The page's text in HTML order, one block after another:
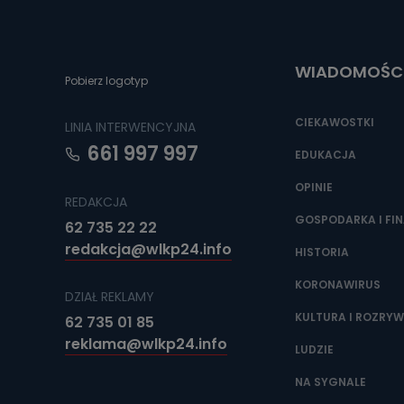
Jakie
źródeł
adres
Jak
Pobierz logotyp
LINIA INTERWENCYJNA
661 997 997
REDAKCJA
62 735 22 22
redakcja@wlkp24.info
DZIAŁ REKLAMY
62 735 01 85
reklama@wlkp24.info
CIEKAWOSTKI
EDUKACJA
OPINIE
GOSPODARKA I
HISTORIA
KORONAWIRUS
KULTURA I
LUDZIE
NA SYGNALE